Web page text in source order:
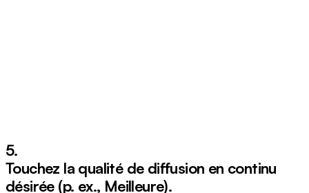
5.
Touchez la qualité de diffusion en continu
désirée (p. ex., Meilleure).